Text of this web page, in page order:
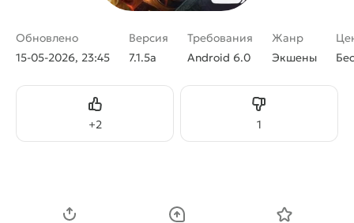
Обновлено
15-05-2026, 23:45
Версия
7.1.5a
Требования
Android 6.0
Жанр
Экшены
+2
Нравится 1Не нравится